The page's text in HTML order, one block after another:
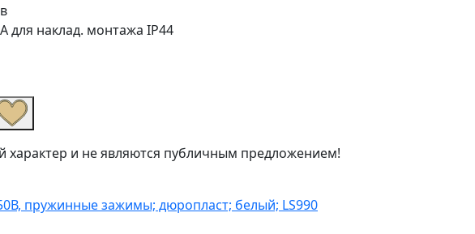
для наклад. монтажа IP44
характер и не являются публичным предложением!
пружинные зажимы; дюропласт; белый; LS990